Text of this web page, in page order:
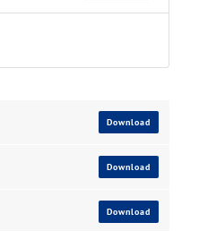
Download
Download
Download